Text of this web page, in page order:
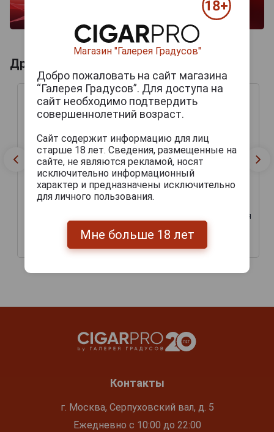
Другие продукты бренда KILIKIA
Киликия молодёжное
0.5л
144 руб.
Kilikia Elitar Пиво Киликия
Элитное 0.5л
144 руб.
Контакты
г. Москва, Серпуховский вал, д. 5
Ежедневно с 10:00 до 22:00
Магазин "Галерея Градусов"
Добро пожаловать на сайт магазина
“Галерея Градусов”. Для доступа на
сайт необходимо подтвердить
совершеннолетний возраст.
Сайт содержит информацию для лиц
старше 18 лет. Сведения, размещенные на
сайте, не являются рекламой, носят
исключительно информационный
характер и предназначены исключительно
для личного пользования.
Мне больше 18 лет